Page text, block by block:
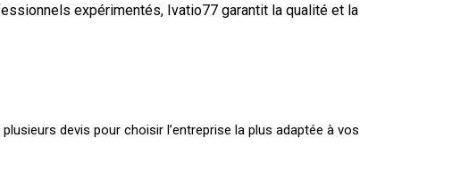
expérimentés, Ivatio77 garantit la qualité et la
devis pour choisir l’entreprise la plus adaptée à vos